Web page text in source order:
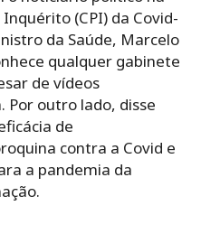
(CPI) da Covid-
da Saúde, Marcelo
qualquer gabinete
de vídeos
Por outro lado, disse
de
contra a Covid e
a pandemia da